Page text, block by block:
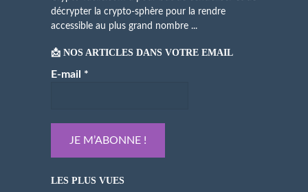
décrypter la crypto-sphère pour la rendre
accessible au plus grand nombre ...
📩 NOS ARTICLES DANS VOTRE EMAIL
E-mail *
LES PLUS VUES